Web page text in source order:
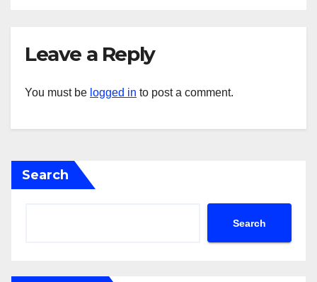
Leave a Reply
You must be logged in to post a comment.
Search
Search